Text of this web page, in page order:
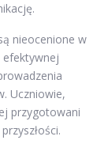
nieocenione w
efektywnej
Uczniowie,
przygotowani